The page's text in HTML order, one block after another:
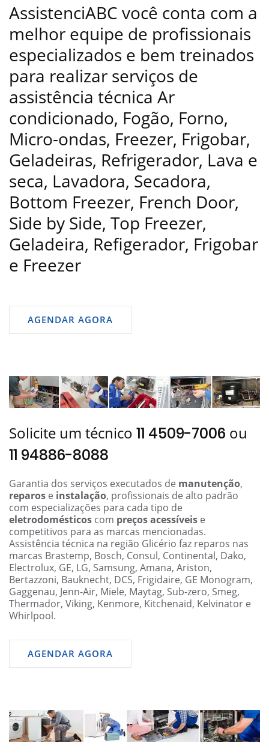
AssistenciABC você conta com a
melhor equipe de profissionais
especializados e bem treinados
para realizar serviços de
assistência técnica Ar
condicionado, Fogão, Forno,
Micro-ondas, Freezer, Frigobar,
Geladeiras, Refrigerador, Lava e
seca, Lavadora, Secadora,
Bottom Freezer, French Door,
Side by Side, Top Freezer,
Geladeira, Refigerador, Frigobar
e Freezer
AGENDAR AGORA
Solicite um técnico 11 4509-7006 ou
11 94886-8088
Garantia dos serviços executados de manutenção,
reparos e instalação, profissionais de alto padrão
com especializações para cada tipo de
eletrodomésticos com preços acessíveis e
competitivos para as marcas mencionadas.
Assistência técnica na região Glicério faz reparos nas
marcas Brastemp, Bosch, Consul, Continental, Dako,
Electrolux, GE, LG, Samsung, Amana, Ariston,
Bertazzoni, Bauknecht, DCS, Frigidaire, GE Monogram,
Gaggenau, Jenn-Air, Miele, Maytag, Sub-zero, Smeg,
Thermador, Viking, Kenmore, Kitchenaid, Kelvinator e
Whirlpool.
AGENDAR AGORA